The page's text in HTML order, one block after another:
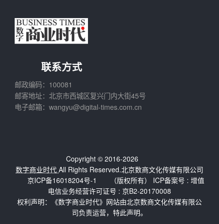
联系方式
邮政编码：100081
邮寄地址：北京市西城区复兴门内大街45号
电子邮箱：wangyu@digital-times.com.cn
Copyright © 2016-2026
数字商业时代 All Rights Reserved.北京数商文化传媒有限公司
（版权所有） ICP备案号 :
京ICP备16018204号-1
增值
电信业务经营许可证号 : 京B2-20170008
权利声明：《数字商业时代》网站由北京数商文化传媒有限公
司负责运营，特此声明。